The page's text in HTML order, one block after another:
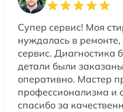
Супер сервис! Моя
нуждалась в ремонте,
сервис. Диагностика
детали были
оперативно. Мастер
профессионализма и
спасибо за